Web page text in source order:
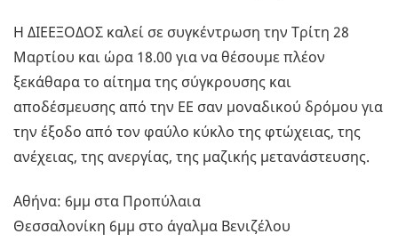
Η ΔΙΕΕΞΟΔΟΣ καλεί σε συγκέντρωση την Τρίτη 28
Μαρτίου και ώρα 18.00 για να θέσουμε πλέον
ξεκάθαρα το αίτημα της σύγκρουσης και
αποδέσμευσης από την ΕΕ σαν μοναδικού δρόμου για
την έξοδο από τον φαύλο κύκλο της φτώχειας, της
ανέχειας, της ανεργίας, της μαζικής μετανάστευσης.
Αθήνα: 6μμ στα Προπύλαια
Θεσσαλονίκη 6μμ στο άγαλμα Βενιζέλου